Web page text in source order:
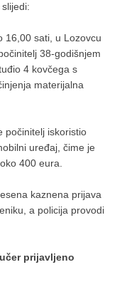
sati, u Lozovcu
38-godišnjem
4 kovčega s
materijalna
počinitelj iskoristio
uređaj, čime je
400 eura.
kaznena prijava
a policija provodi
prijavljeno